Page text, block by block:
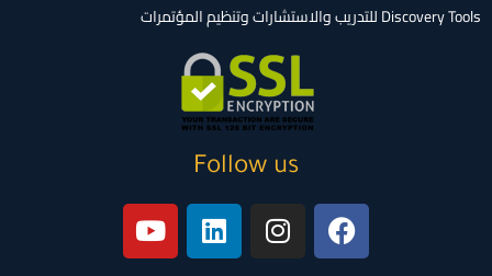
Discovery Tools للتدريب والاستشارات وتنظيم المؤتمرات
Follow us
F
a
I
n
L
i
Y
o